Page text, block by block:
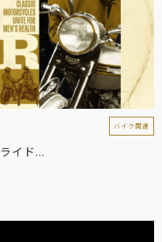
バイク関連
イド...